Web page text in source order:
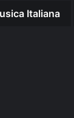
Italiana